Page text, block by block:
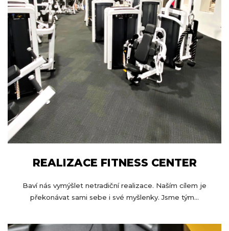
REALIZACE FITNESS CENTER
Baví nás vymýšlet netradiční realizace. Naším cílem je
překonávat sami sebe i své myšlenky. Jsme tým...